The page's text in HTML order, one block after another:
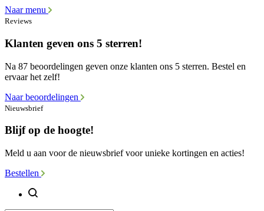
Naar menu
Reviews
Klanten geven ons 5 sterren!
Na 87 beoordelingen geven onze klanten ons 5 sterren. Bestel en
ervaar het zelf!
Naar beoordelingen
Nieuwsbrief
Blijf op de hoogte!
Meld u aan voor de nieuwsbrief voor unieke kortingen en acties!
Bestellen